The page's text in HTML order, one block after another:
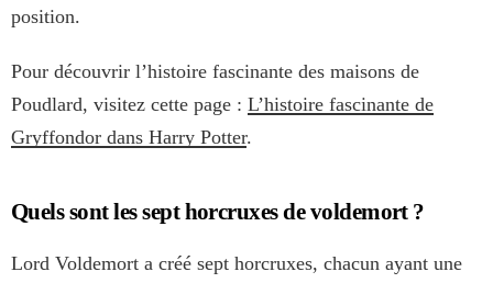
position.
Pour découvrir l’histoire fascinante des maisons de
Poudlard, visitez cette page : L’histoire fascinante de
Gryffondor dans Harry Potter.
Quels sont les sept horcruxes de voldemort ?
Lord Voldemort a créé sept horcruxes, chacun ayant une